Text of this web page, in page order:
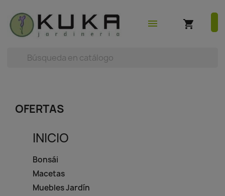
 (0)

menu
shopping_cart
OFERTAS
INICIO
Bonsái
Macetas
Muebles Jardín